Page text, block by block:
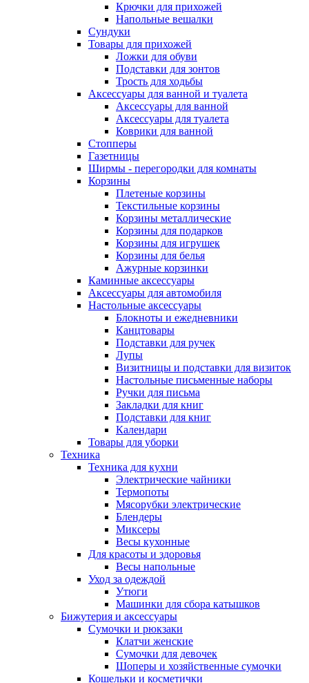
Крючки для прихожей
Напольные вешалки
Сундуки
Товары для прихожей
Ложки для обуви
Подставки для зонтов
Трость для ходьбы
Аксессуары для ванной и туалета
Аксессуары для ванной
Аксессуары для туалета
Коврики для ванной
Стопперы
Газетницы
Ширмы - перегородки для комнаты
Корзины
Плетеные корзины
Текстильные корзины
Корзины металлические
Корзины для подарков
Корзины для игрушек
Корзины для белья
Ажурные корзинки
Каминные аксессуары
Аксессуары для автомобиля
Настольные аксессуары
Блокноты и ежедневники
Канцтовары
Подставки для ручек
Лупы
Визитницы и подставки для визиток
Настольные письменные наборы
Ручки для письма
Закладки для книг
Подставки для книг
Календари
Товары для уборки
Техника
Техника для кухни
Электрические чайники
Термопоты
Мясорубки электрические
Блендеры
Миксеры
Весы кухонные
Для красоты и здоровья
Весы напольные
Уход за одеждой
Утюги
Машинки для сбора катышков
Бижутерия и аксессуары
Сумочки и рюкзаки
Клатчи женские
Сумочки для девочек
Шоперы и хозяйственные сумочки
Кошельки и косметички